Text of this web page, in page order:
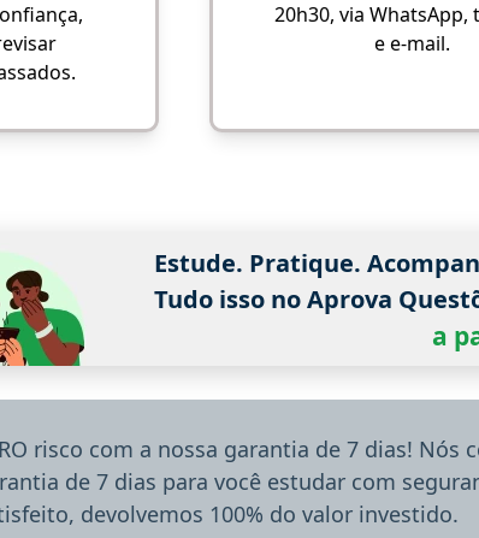
20h30, via WhatsApp,
e e-mail.
Estude. Pratique.
Tudo isso no Aprova
a
risco com a nossa garantia de 7 dias!
de 7 dias para você estudar com
devolvemos 100% do valor investido.